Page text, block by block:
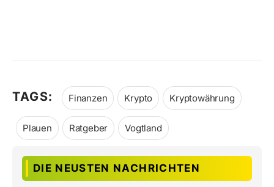
TAGS: Finanzen Krypto Kryptowährung
Plauen Ratgeber Vogtland
DIE NEUSTEN NACHRICHTEN